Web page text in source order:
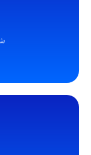
اربط أكثر
شحن، تتبع، دفع،